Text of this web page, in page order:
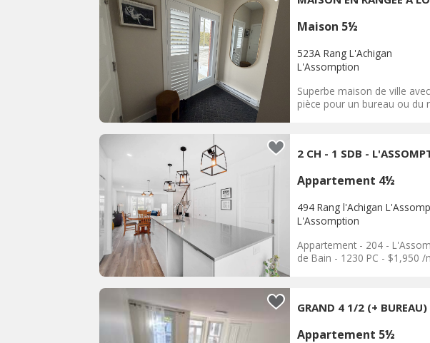
Maison 5½
523A Rang L'Achigan
L'Assomption
Superbe maison de ville
pièce pour un bureau ou du
2 CH - 1 SDB -
Appartement 4½
494 Rang l'Achigan
L'Assomption
Appartement - 204 -
de Bain - 1230 PC - $1,950
GRAND 4 1/2 (+ BUREAU)
Appartement 5½